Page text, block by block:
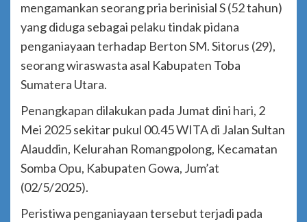
mengamankan seorang pria berinisial S (52 tahun)
yang diduga sebagai pelaku tindak pidana
penganiayaan terhadap Berton SM. Sitorus (29),
seorang wiraswasta asal Kabupaten Toba
Sumatera Utara.
Penangkapan dilakukan pada Jumat dini hari, 2
Mei 2025 sekitar pukul 00.45 WITA di Jalan Sultan
Alauddin, Kelurahan Romangpolong, Kecamatan
Somba Opu, Kabupaten Gowa, Jum’at
(02/5/2025).
Peristiwa penganiayaan tersebut terjadi pada